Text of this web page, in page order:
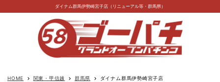
ダイナム群馬伊勢崎宮子店（リニューアル等・群馬県）
HOME keyboard_arrow_right 関東・甲信越 keyboard_arrow_right 群馬県 keyboard_arrow_right ダイナム群馬伊勢崎宮子店